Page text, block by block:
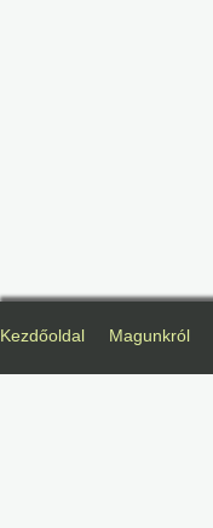
Kezdőoldal Magunkról